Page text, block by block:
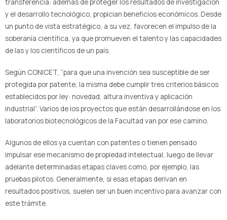
transferencia: además de proteger los resultados de investigación
y el desarrollo tecnológico, propician beneficios económicos. Desde
un punto de vista estratégico, a su vez, favorecen el impulso de la
soberanía científica, ya que promueven el talento y las capacidades
de las y los científicos de un país.
Según CONICET, “para que una invención sea susceptible de ser
protegida por patente, la misma debe cumplir tres criterios básicos
establecidos por ley: novedad, altura inventiva y aplicación
industrial”. Varios de los proyectos que están desarrollándose en los
laboratorios biotecnológicos de la Facultad van por ese camino.
Algunos de ellos ya cuentan con patentes o tienen pensado
impulsar ese mecanismo de propiedad intelectual, luego de llevar
adelante determinadas etapas claves como, por ejemplo, las
pruebas pilotos. Generalmente, si esas etapas derivan en
resultados positivos, suelen ser un buen incentivo para avanzar con
este trámite.